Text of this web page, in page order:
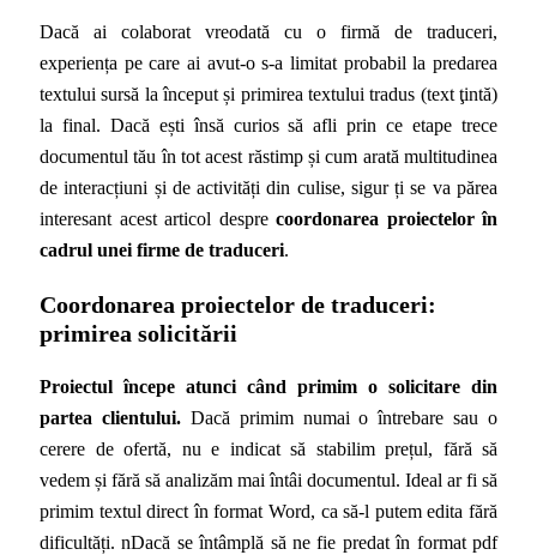
Dacă ai colaborat vreodată cu o firmă de traduceri,
experiența pe care ai avut-o s-a limitat probabil la predarea
textului sursă la început și primirea textului tradus (text ţintă)
la final. Dacă ești însă curios să afli prin ce etape trece
documentul tău în tot acest răstimp și cum arată multitudinea
de interacțiuni și de activități din culise, sigur ți se va părea
interesant acest articol despre coordonarea proiectelor în
cadrul unei firme de traduceri.
Coordonarea proiectelor de traduceri:
primirea solicitării
Proiectul începe atunci când primim o solicitare din
partea clientului.Dacă primim numai o întrebare sau o
cerere de ofertă, nu e indicat să stabilim prețul, fără să
vedem și fără să analizăm mai întâi documentul. Ideal ar fi să
primim textul direct în format Word, ca să-l putem edita fără
dificultăți. nDacă se întâmplă să ne fie predat în format pdf